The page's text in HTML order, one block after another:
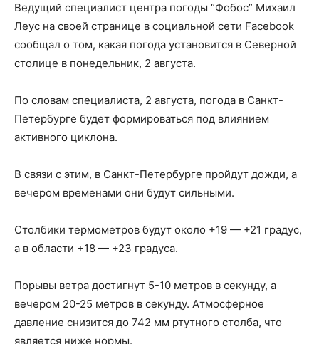
Ведущий специалист центра погоды “Фобос” Михаил
Леус на своей странице в социальной сети Facebook
сообщал о том, какая погода установится в Северной
столице в понедельник, 2 августа.
По словам специалиста, 2 августа, погода в Санкт-
Петербурге будет формироваться под влиянием
активного циклона.
В связи с этим, в Санкт-Петербурге пройдут дожди, а
вечером временами они будут сильными.
Столбики термометров будут около +19 — +21 градус,
а в области +18 — +23 градуса.
Порывы ветра достигнут 5-10 метров в секунду, а
вечером 20-25 метров в секунду. Атмосферное
давление снизится до 742 мм ртутного столба, что
является ниже нормы.